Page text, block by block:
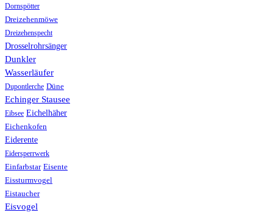
Dornspötter
Dreizehenmöwe
Dreizehenspecht
Drosselrohrsänger
Dunkler
Wasserläufer
Dupontlerche Düne
Echinger Stausee
Eibsee Eichelhäher
Eichenkofen
Eiderente
Eidersperrwerk
Einfarbstar Eisente
Eissturmvogel
Eistaucher
Eisvogel